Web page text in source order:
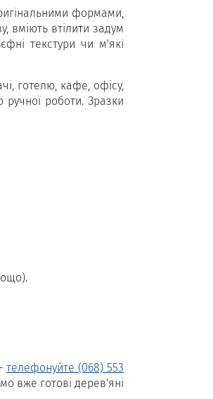
формами,
вміють втілити задум
текстури чи м'які
готелю, кафе, офісу,
роботи. Зразки
телефонуйте (068) 553
вже готові дерев'яні